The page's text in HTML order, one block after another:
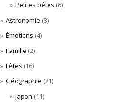
Petites bêtes (6)
Astronomie (3)
Émotions (4)
Famille (2)
Fêtes (16)
Géographie (21)
Japon (11)